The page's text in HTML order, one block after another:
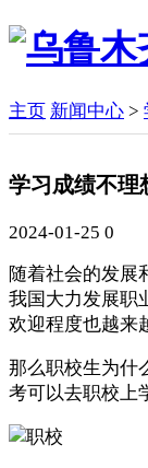
主页 新闻中心 >
学习成绩不理
2024-01-25 0
随着社会的发展
我国大力发展职
欢迎程度也越来
那么职校生为什
考可以去职校上